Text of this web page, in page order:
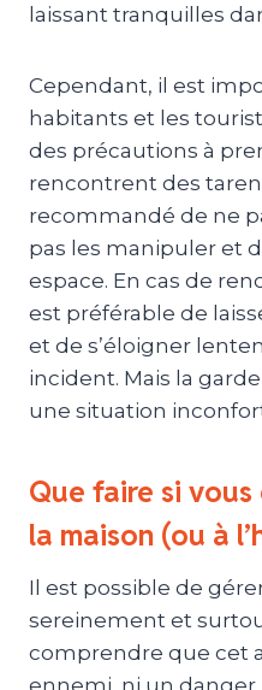
laissant tranquilles
Cependant, il est
habitants et les
des précautions à
rencontrent des
recommandé de ne
pas les manipuler et
espace. En cas de
est préférable de
et de s’éloigner
incident. Mais la
une situation
Que faire si
la maison (ou à
Il est possible de
sereinement et
comprendre que cet
ennemi, ni un